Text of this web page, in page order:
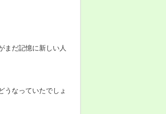
まだ記憶に新しい人
うなっていたでしょ